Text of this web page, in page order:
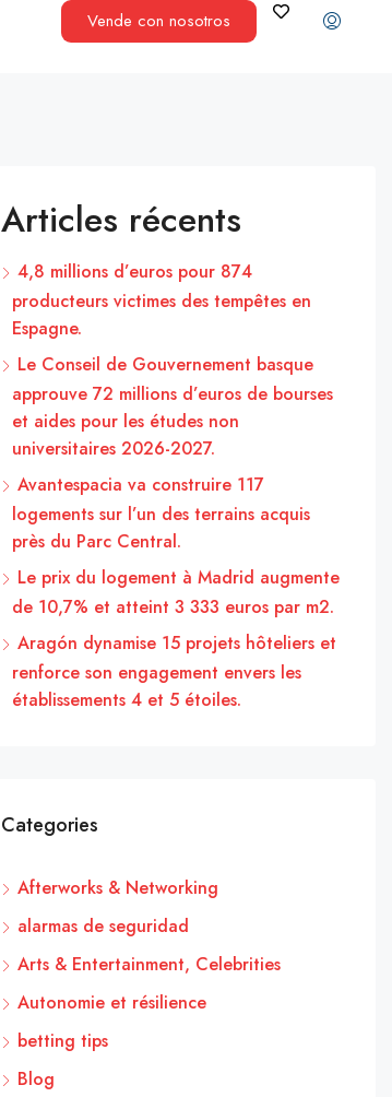
Vende con nosotros
Articles récents
4,8 millions d’euros pour 874
producteurs victimes des tempêtes en
Espagne.
Le Conseil de Gouvernement basque
approuve 72 millions d’euros de bourses
et aides pour les études non
universitaires 2026-2027.
Avantespacia va construire 117
logements sur l’un des terrains acquis
près du Parc Central.
Le prix du logement à Madrid augmente
de 10,7% et atteint 3 333 euros par m2.
Aragón dynamise 15 projets hôteliers et
renforce son engagement envers les
établissements 4 et 5 étoiles.
Categories
Afterworks & Networking
alarmas de seguridad
Arts & Entertainment, Celebrities
Autonomie et résilience
betting tips
Blog